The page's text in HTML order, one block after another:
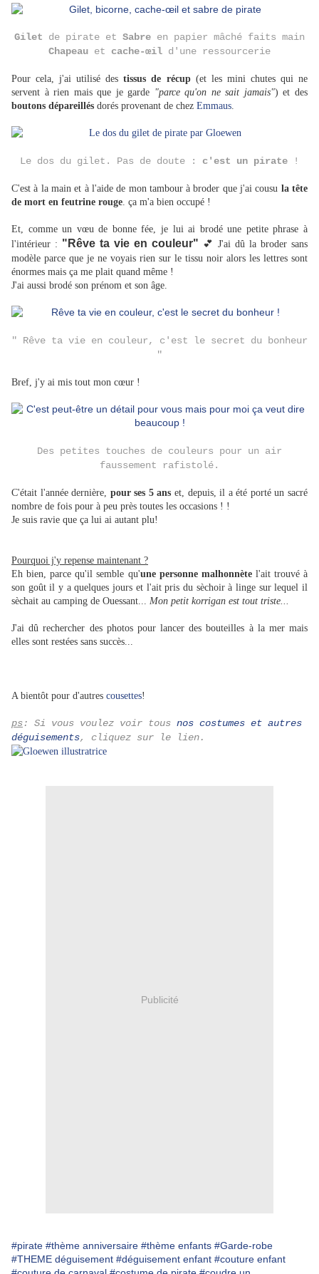
Gilet de pirate et Sabre en papier mâché faits main
Chapeau et cache-œil d'une ressourcerie
Pour cela, j'ai utilisé destissus de récup(et les mini chutes qui ne
servent à rien mais que je garde "parce qu'on ne sait jamais") et des
boutons dépareillés dorés provenant de chez Emmaus.
Le dos du gilet. Pas de doute : c'est un pirate !
C'est à la main et à l'aide de mon tambour à broder que j'ai cousu la tête
de mort en feutrine rouge. ça m'a bien occupé !
Et, comme un vœu de bonne fée, je lui ai brodé une petite phrase à
l'intérieur : "Rêve ta vie en couleur" 💕 J'ai dû la broder sans
modèle parce que je ne voyais rien sur le tissu noir alors les lettres sont
énormes mais ça me plait quand même !
J'ai aussi brodé son prénom et son âge.
" Rêve ta vie en couleur, c'est le secret du bonheur
"
Bref, j'y ai mis tout mon cœur !
Des petites touches de couleurs pour un air
faussement rafistolé.
C'était l'année dernière, pour ses 5 ans et, depuis, il a été porté un sacré
nombre de fois pour à peu près toutes les occasions ! !
Je suis ravie que ça lui ai autant plu!
Pourquoi j'y repense maintenant ?
Eh bien, parce qu'il semble qu'une personne malhonnètel'ait trouvé à
son goût il y a quelques jours et l'ait pris du sèchoir à linge sur lequel il
sèchait au camping de Ouessant... Mon petit korrigan est tout triste...
J'ai dû rechercher des photos pour lancer des bouteilles à la mer mais
elles sont restées sans succès...
A bientôt pour d'autres cousettes!
ps: Si vous voulez voir tous nos costumes et autres
déguisements, cliquez sur le lien.
Publicité
#pirate #thème anniversaire #thème enfants #Garde-robe
#THEME déguisement #déguisement enfant #couture enfant